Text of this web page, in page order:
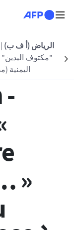
الرياض (أ ف ب) | 12:29:11 - 07/08/2026
"مكتوف اليدين"
Suivant
العودة
-
»